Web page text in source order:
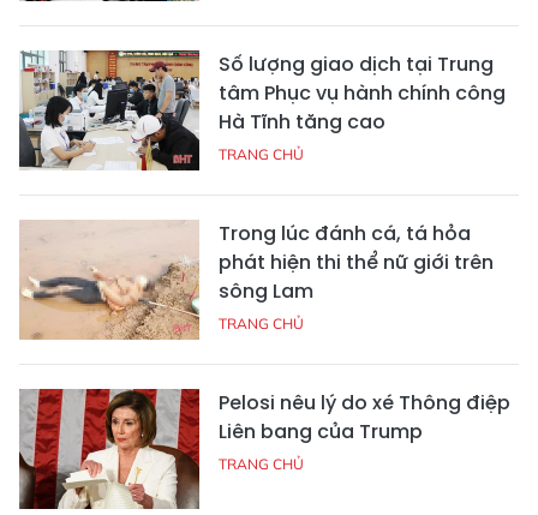
Số lượng giao dịch tại Trung
tâm Phục vụ hành chính công
Hà Tĩnh tăng cao
TRANG CHỦ
Trong lúc đánh cá, tá hỏa
phát hiện thi thể nữ giới trên
sông Lam
TRANG CHỦ
Pelosi nêu lý do xé Thông điệp
Liên bang của Trump
TRANG CHỦ